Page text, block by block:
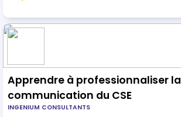
charge à leur réso…
Apprendre à professionnaliser la
communication du CSE
INGENIUM CONSULTANTS